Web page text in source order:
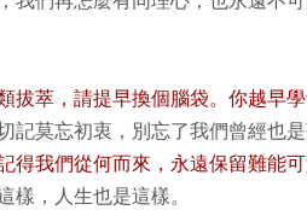
拔萃，請提早換個腦袋。你越早
記莫忘初衷，別忘了我們曾經也
得我們從何而來，永遠保留難能
樣，人生也是這樣。